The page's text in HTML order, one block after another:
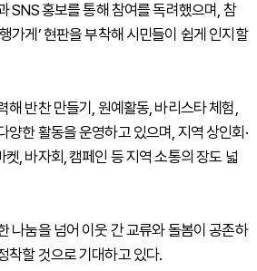
SNS 홍보를 통해 참여를 독려했으며, 참
가게’ 현판을 부착해 시민들이 쉽게 인지할
해 반찬 만들기, 원예활동, 바리스타 체험,
양한 활동을 운영하고 있으며, 지역 상인회·
, 바자회, 캠페인 등 지역 소통의 장도 넓
나눔을 넘어 이웃 간 교류와 돌봄이 공존하
착할 것으로 기대하고 있다.